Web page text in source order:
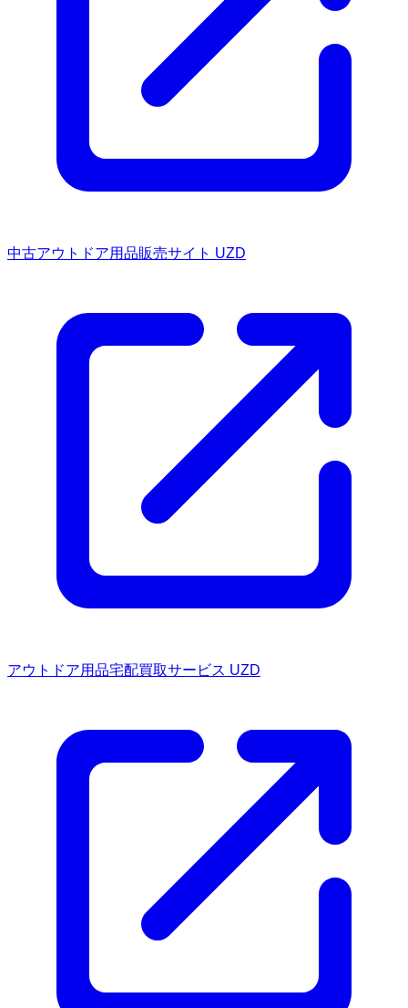
中古アウトドア用品販売サイト UZD
アウトドア用品宅配買取サービス UZD